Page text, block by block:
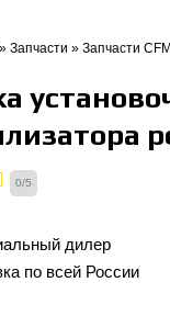
»Запчасти »Запчасти
0/5
дилер
по всей России